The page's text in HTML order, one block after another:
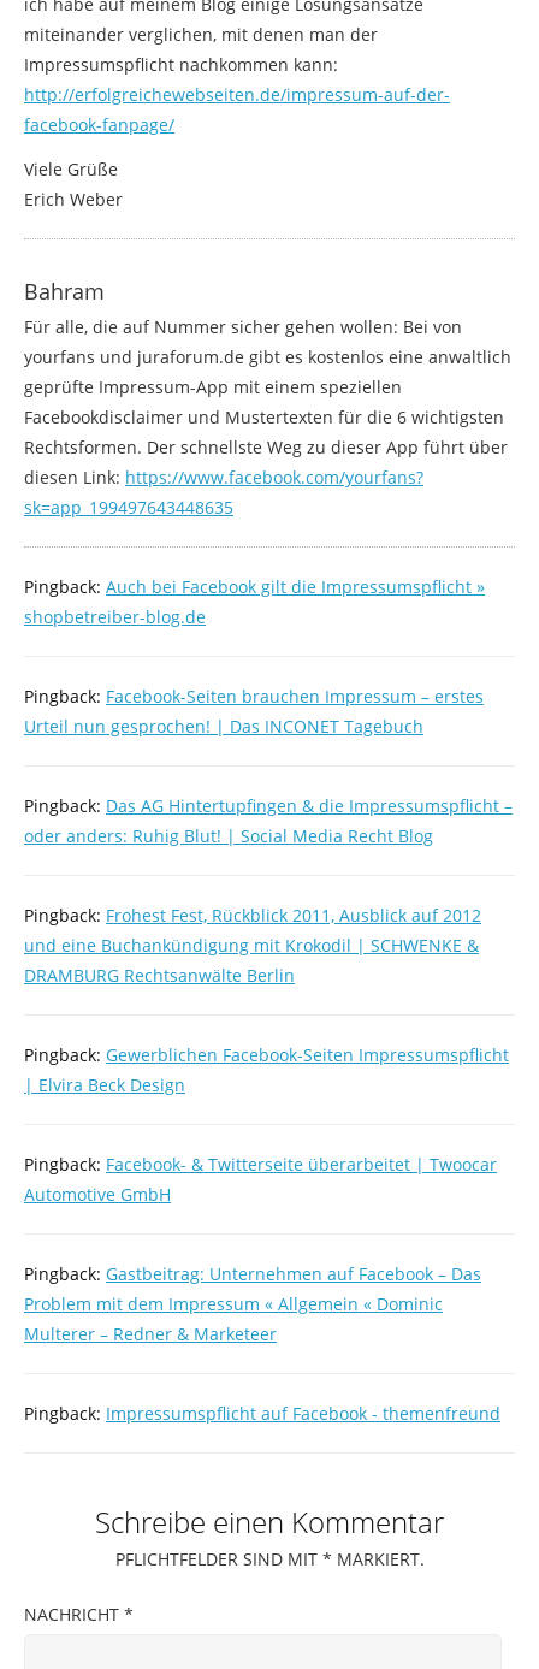
miteinander verglichen, mit denen man der
Impressumspflicht nachkommen kann:
http://erfolgreichewebseiten.de/impressum-auf-der-
facebook-fanpage/
Viele Grüße
Erich Weber
Bahram
Für alle, die auf Nummer sicher gehen wollen: Bei von
yourfans und juraforum.de gibt es kostenlos eine anwaltlich
geprüfte Impressum-App mit einem speziellen
Facebookdisclaimer und Mustertexten für die 6 wichtigsten
Rechtsformen. Der schnellste Weg zu dieser App führt über
diesen Link: https://www.facebook.com/yourfans?
sk=app_199497643448635
Pingback: Auch bei Facebook gilt die Impressumspflicht »
shopbetreiber-blog.de
Pingback: Facebook-Seiten brauchen Impressum – erstes
Urteil nun gesprochen! | Das INCONET Tagebuch
Pingback: Das AG Hintertupfingen & die Impressumspflicht –
oder anders: Ruhig Blut! | Social Media Recht Blog
Pingback: Frohest Fest, Rückblick 2011, Ausblick auf 2012
und eine Buchankündigung mit Krokodil | SCHWENKE &
DRAMBURG Rechtsanwälte Berlin
Pingback: Gewerblichen Facebook-Seiten Impressumspflicht
| Elvira Beck Design
Pingback: Facebook- & Twitterseite überarbeitet | Twoocar
Automotive GmbH
Pingback: Gastbeitrag: Unternehmen auf Facebook – Das
Problem mit dem Impressum « Allgemein « Dominic
Multerer – Redner & Marketeer
Pingback: Impressumspflicht auf Facebook - themenfreund
Schreibe einen Kommentar
PFLICHTFELDER SIND MIT * MARKIERT.
NACHRICHT *